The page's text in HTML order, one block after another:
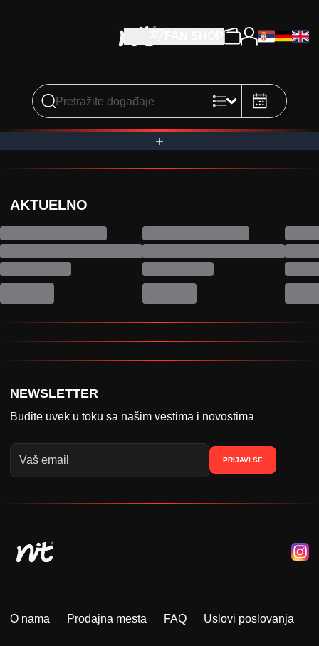
AKTUELNO
NEWSLETTER
Budite uvek u toku sa našim vestima i novostima
PRIJAVI SE
O nama Prodajna mesta FAQ Uslovi poslovanja